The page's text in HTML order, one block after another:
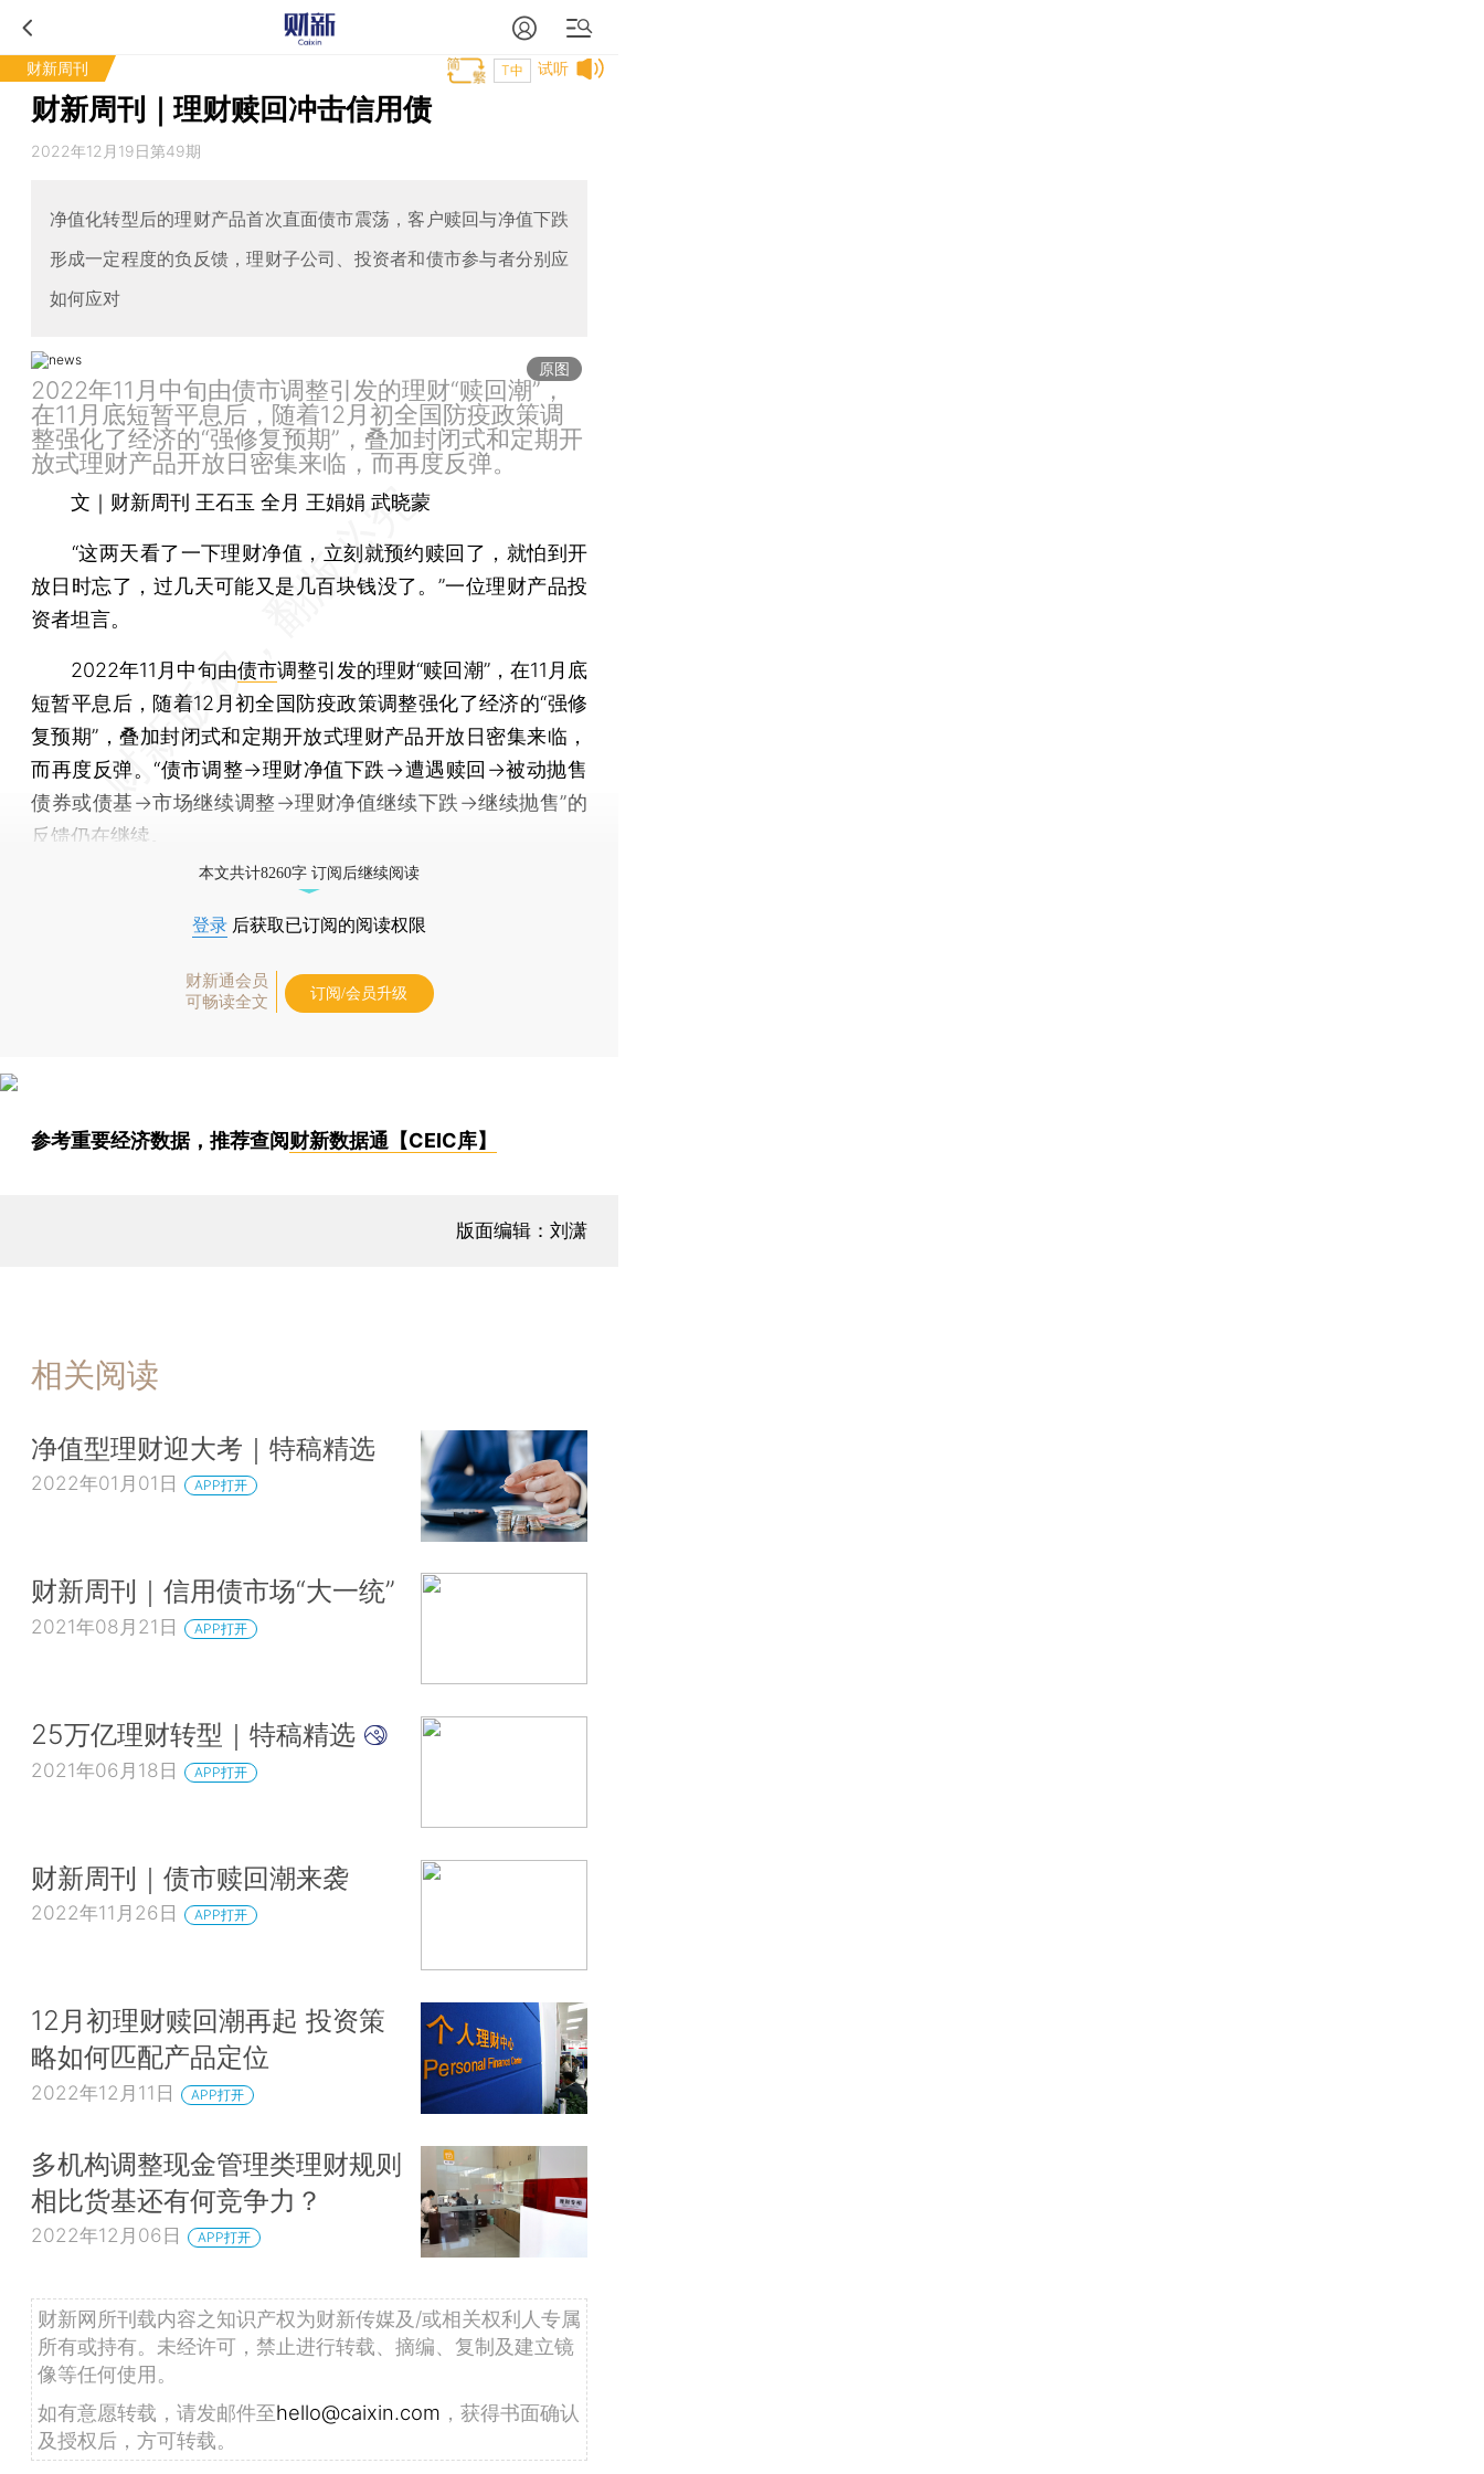
财新周刊 试听
T中
财新周刊｜理财赎回冲击信用债
2022年12月19日第49期
净值化转型后的理财产品首次直面债市震荡，客户赎回与净值下跌
形成一定程度的负反馈，理财子公司、投资者和债市参与者分别应
如何应对
原图
2022年11月中旬由债市调整引发的理财“赎回潮”，
在11月底短暂平息后，随着12月初全国防疫政策调
整强化了经济的“强修复预期”，叠加封闭式和定期开
放式理财产品开放日密集来临，而再度反弹。
文｜财新周刊 王石玉 全月 王娟娟 武晓蒙
“这两天看了一下理财净值，立刻就预约赎回了，就怕到开
放日时忘了，过几天可能又是几百块钱没了。”一位理财产品投
资者坦言。
2022年11月中旬由债市调整引发的理财“赎回潮”，在11月底
短暂平息后，随着12月初全国防疫政策调整强化了经济的“强修
复预期”，叠加封闭式和定期开放式理财产品开放日密集来临，
而再度反弹。“债市调整→理财净值下跌→遭遇赎回→被动抛售
债券或债基→市场继续调整→理财净值继续下跌→继续抛售”的
反馈仍在继续。
本文共计8260字 订阅后继续阅读
登录 后获取已订阅的阅读权限
财新通会员
可畅读全文
订阅/会员升级
参考重要经济数据，推荐查阅财新数据通【CEIC库】
版面编辑：刘潇
相关阅读
净值型理财迎大考｜特稿精选
2022年01月01日 APP打开
财新周刊｜信用债市场“大一统”
2021年08月21日 APP打开
25万亿理财转型｜特稿精选
2021年06月18日 APP打开
财新周刊｜债市赎回潮来袭
2022年11月26日 APP打开
12月初理财赎回潮再起 投资策
略如何匹配产品定位
2022年12月11日 APP打开
多机构调整现金管理类理财规则
相比货基还有何竞争力？
2022年12月06日 APP打开
财新网所刊载内容之知识产权为财新传媒及/或相关权利人专属
所有或持有。未经许可，禁止进行转载、摘编、复制及建立镜
像等任何使用。
如有意愿转载，请发邮件至hello@caixin.com ，获得书面确认
及授权后，方可转载。